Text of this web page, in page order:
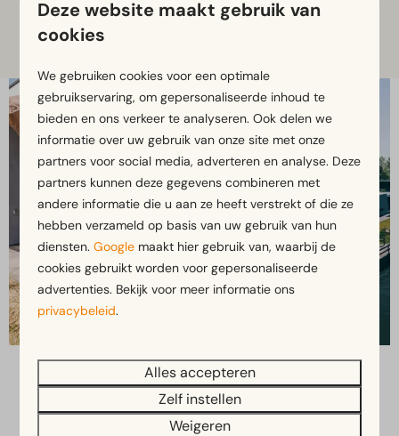
beleven op onze parken.
Swipe voor mobiel →
Deze website maakt gebruik van
cookies
We gebruiken cookies voor een optimale
gebruikservaring, om gepersonaliseerde inhoud te
bieden en ons verkeer te analyseren. Ook delen we
informatie over uw gebruik van onze site met onze
partners voor social media, adverteren en analyse. Deze
partners kunnen deze gegevens combineren met
andere informatie die u aan ze heeft verstrekt of die ze
hebben verzameld op basis van uw gebruik van hun
diensten.Google maakt hier gebruik van, waarbij de
cookies gebruikt worden voor gepersonaliseerde
advertenties. Bekijk voor meer informatie ons
privacybeleid.
Alles accepteren
Zelf instellen
Weigeren